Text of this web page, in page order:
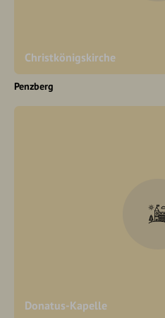
Christkönigskirche
Penzberg
Donatus-Kapelle